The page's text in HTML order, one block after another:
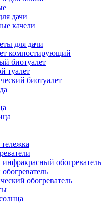
дачи
качели
для дачи
компостирующий
биотуалет
туалет
биотуалет
обогреватель
обогреватель